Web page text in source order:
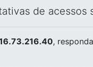
de
,